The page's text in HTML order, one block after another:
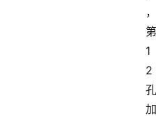
，
第
1
2
孔
加